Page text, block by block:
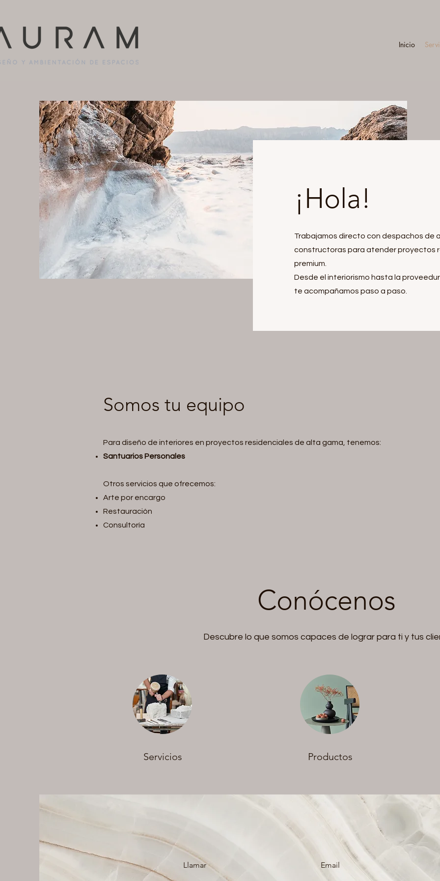
Inicio
¡Hola!
Trabajamos directo con despachos de
constructoras para atender proyectos
premium.
Desde el interiorismo hasta la
te acompañamos paso a paso.
Somos tu equipo
Para diseño de interiores en proyectos residenciales de alta gama, tenemos:
Santuarios Personales
Otros servicios que ofrecemos:
Arte por encargo
Restauración
Consultoría
Conócenos
Descubre lo que somos capaces de lograr para ti y tus
Servicios Productos
Llamar Email